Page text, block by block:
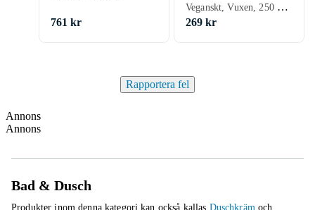
761 kr
Veganskt, Vuxen, 250 ml/g
269 kr
Rapportera fel
Annons
Annons
Bad & Dusch
Produkter inom denna kategori kan också kallas Duschkräm och